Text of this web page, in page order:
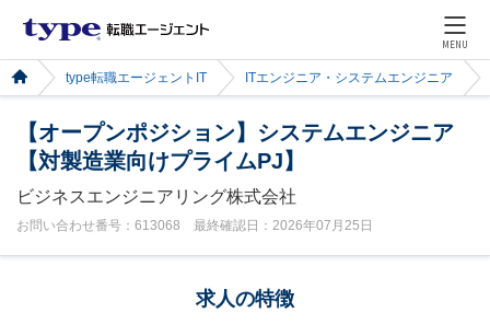
MENU
type転職エージェントIT ITエンジニア・システムエンジニア
【オープンポジション】システムエンジニア
【対製造業向けプライムPJ】
ビジネスエンジニアリング株式会社
お問い合わせ番号：613068 最終確認日：2026年07月25日
求人の特徴